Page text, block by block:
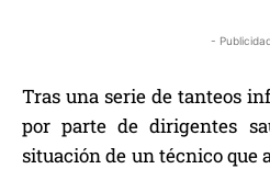
-
Tras una serie de tanteos
por parte de dirigentes
situación de un técnico que